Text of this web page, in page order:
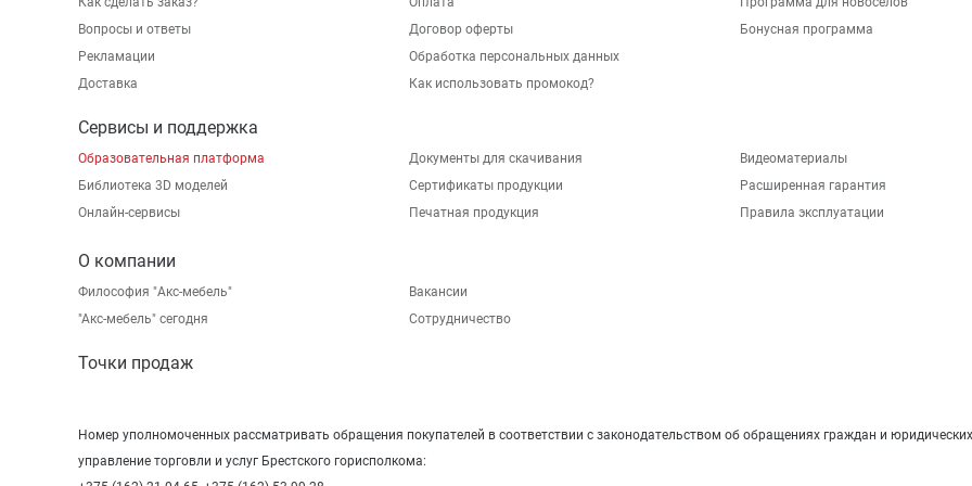
Вопросы и ответы
Рекламации
Доставка
Договор оферты
Обработка персональных данных
Как использовать промокод?
Бонусная программа
Сервисы и поддержка
Образовательная платформа
Библиотека 3D моделей
Онлайн-сервисы
Документы для скачивания
Сертификаты продукции
Печатная продукция
Видеоматериалы
Расширенная гарантия
Правила эксплуатации
О компании
Философия "Акс-мебель"
"Aкс-мебель" сегодня
Вакансии
Сотрудничество
Точки продаж
Номер уполномоченных рассматривать обращения покупателей в соответствии с законодательством об обращениях граждан и
управление торговли и услуг Брестского горисполкома: